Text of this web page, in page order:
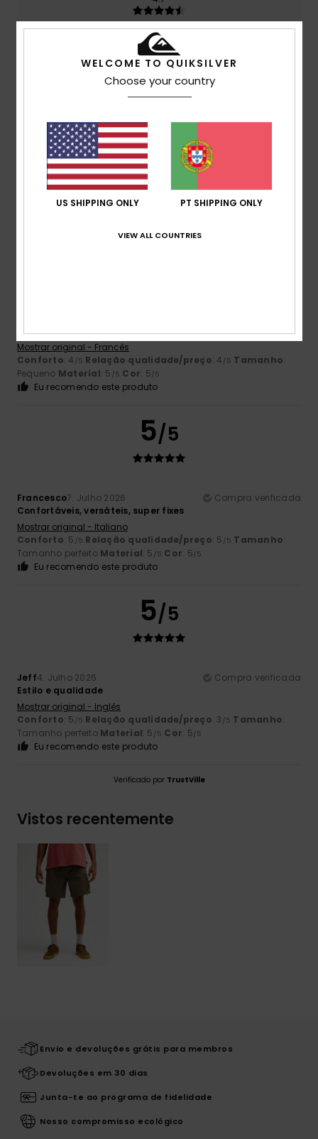
Relação qualidade/preço
4.0
Muito pequenoDemasiado grande
5
Um produto bonito e confortável
Mostrar original - Francês
Conforto: 4 /5 Relação qualidade/preço: 4 /5 Tamanho:
Pequeno Material: 5 /5 Cor: 5/5
Eu recomendo este produto
5/5
Francesco7. Julho 2026
Compra verificada
Confortáveis, versáteis, super fixes
Mostrar original - Italiano
Conforto: 5 /5 Relação qualidade/preço: 5 /5 Tamanho:
Tamanho perfeito Material: 5 /5 Cor: 5/5
Eu recomendo este produto
5/5
Jeff4. Julho 2026
Compra verificada
Estilo e qualidade
Mostrar original - Inglês
Conforto: 5 /5 Relação qualidade/preço: 3 /5 Tamanho:
Tamanho perfeito Material: 5 /5 Cor: 5/5
Eu recomendo este produto
Verificado por TrustVille
Vistos recentemente
Envio e devoluções grátis para membros
Devoluções em 30 dias
Junta-te ao programa de fidelidade
Nosso compromisso ecológico
WELCOME TO QUIKSILVER
Choose your country
US SHIPPING ONLY PT SHIPPING ONLY
VIEW ALL COUNTRIES